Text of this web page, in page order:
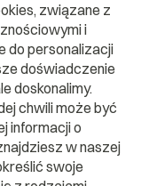
słowniku.
jest
związane z
i
do personalizacji
doświadczenie
doskonalimy.
chwili może być
informacji o
w naszej
swoje